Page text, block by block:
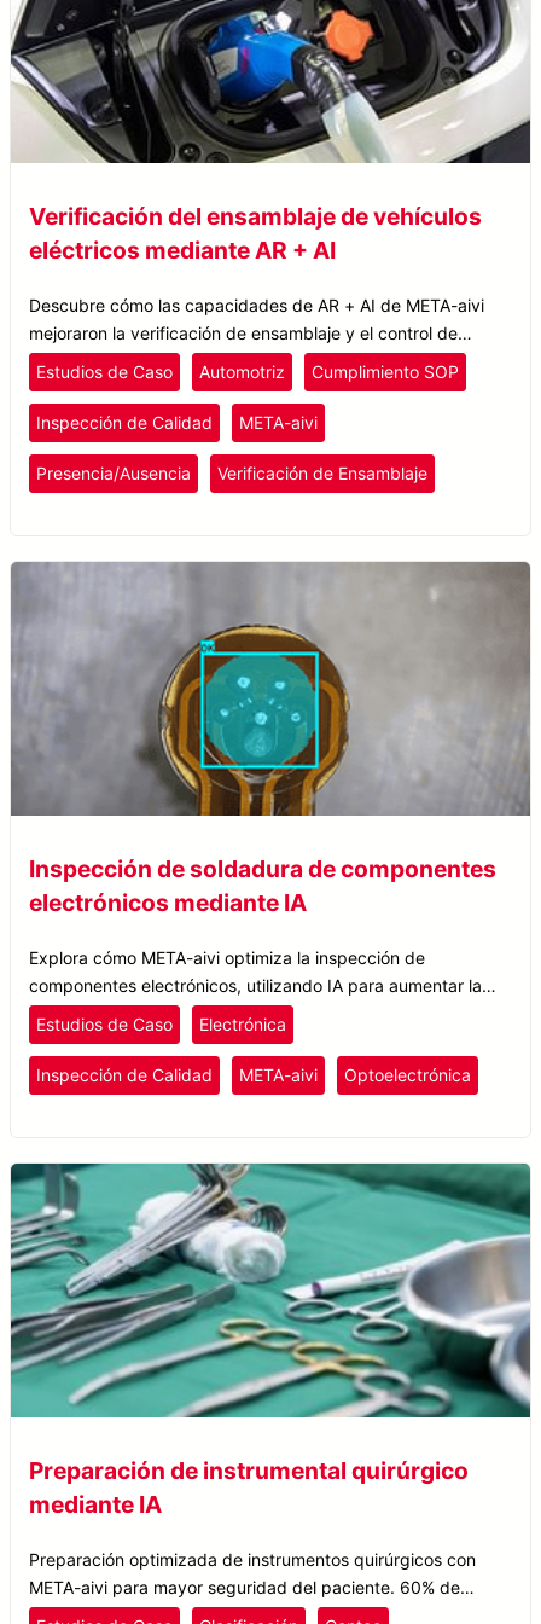
Verificación del ensamblaje de vehículos
eléctricos mediante AR + AI
Descubre cómo las capacidades de AR + AI de META-aivi
mejoraron la verificación de ensamblaje y el control de
calidad de vehículos eléctricos para uno de los principales
fabricantes de EV del mundo.
Estudios de Caso Automotriz Cumplimiento SOP
Inspección de Calidad META-aivi
Presencia/Ausencia Verificación de Ensamblaje
Inspección de soldadura de componentes
electrónicos mediante IA
Explora cómo META-aivi optimiza la inspección de
componentes electrónicos, utilizando IA para aumentar la
precisión y reducir el error humano en la inspección de
soldadura.
Estudios de Caso Electrónica
Inspección de Calidad META-aivi Optoelectrónica
Preparación de instrumental quirúrgico
mediante IA
Preparación optimizada de instrumentos quirúrgicos con
META-aivi para mayor seguridad del paciente. 60% de
tiempo ahorrado. 100% de precisión en la identificación de